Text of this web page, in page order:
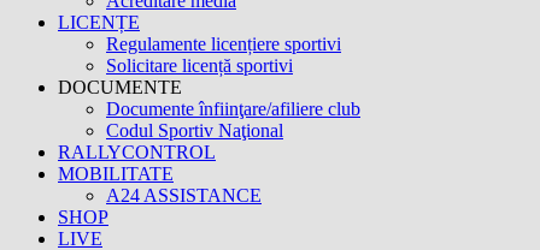
LICENȚE
Regulamente licențiere sportivi
Solicitare licență sportivi
DOCUMENTE
Documente înfiinţare/afiliere club
Codul Sportiv Naţional
RALLYCONTROL
MOBILITATE
A24 ASSISTANCE
SHOP
LIVE